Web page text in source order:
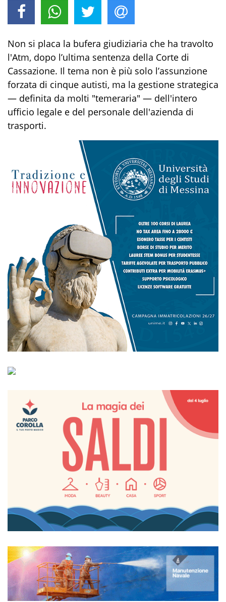
Non si placa la bufera giudiziaria che ha travolto
l'Atm, dopo l’ultima sentenza della Corte di
Cassazione. Il tema non è più solo l’assunzione
forzata di cinque autisti, ma la gestione strategica
— definita da molti "temeraria" — dell'intero
ufficio legale e del personale dell'azienda di
trasporti.